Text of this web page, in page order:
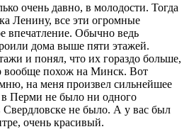
очень давно, в молодости. Тогда
Ленину, все эти огромные
впечатление. Обычно ведь
дома выше пяти этажей.
и понял, что их гораздо больше,
вообще похож на Минск. Вот
на меня произвел сильнейшее
в Перми не было ни одного
Свердловске не было. А у вас был
очень красивый.